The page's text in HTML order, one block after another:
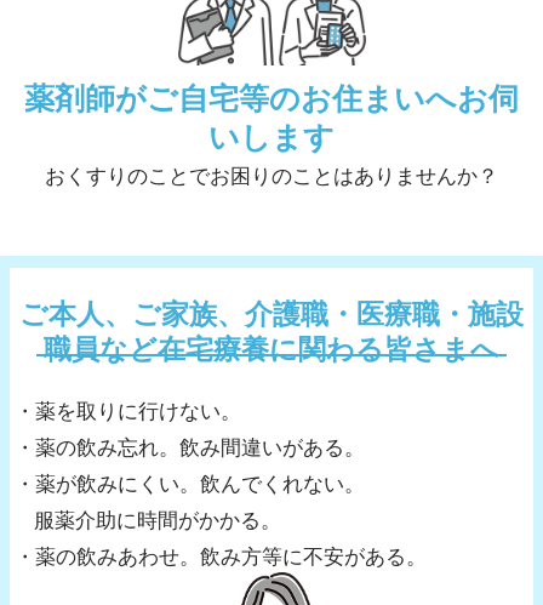
薬剤師がご自宅等のお住まいへお伺
いします
おくすりのことでお困りのことはありませんか？
ご本人、ご家族、介護職・医療職・施設
職員など在宅療養に関わる皆さまへ
・薬を取りに行けない。
・薬の飲み忘れ。飲み間違いがある。
・薬が飲みにくい。飲んでくれない。
服薬介助に時間がかかる。
・薬の飲みあわせ。飲み方等に不安がある。